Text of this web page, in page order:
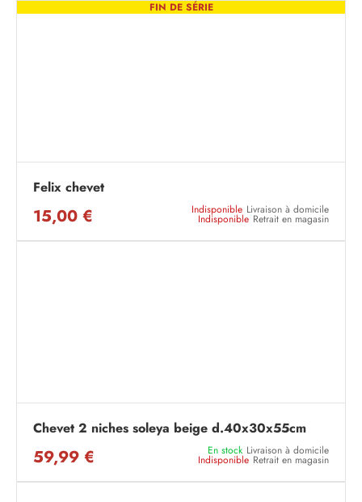
FIN DE SÉRIE
Felix chevet
15,00 € Indisponible Livraison à domicile
Indisponible Retrait en magasin
Chevet 2 niches soleya beige d.40x30x55cm
59,99 € En stock Livraison à domicile
Indisponible Retrait en magasin